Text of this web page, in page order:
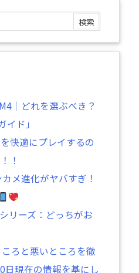
｜どれを選ぶべき？
ド」
快適にプレイするの
！
メ進化がヤバすぎ！
リーズ：どっちがお
ろと悪いところを徹
現在の情報を基にし